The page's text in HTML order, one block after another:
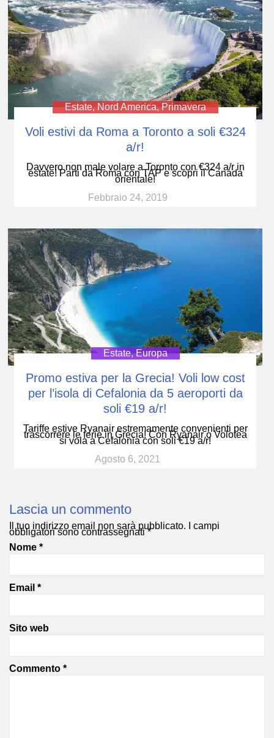
Estate, Nord America,Primavera
Voli estivi da Roma a Toronto a soli €324
a/r!
Davvero non male volare a Toronto con €324 a/r in
estate! Parti da Roma con TAP e scopri il Canada
orientale!
Febbraio 24, 2019
Estate,Europa
Promo estiva per la Grecia! Voli low cost
per l’isola di Cefalonia da 5 aeroporti da
soli €19 a/r!
Tariffe estive Ryanair estremamente convenienti per
trascorrere le ferie in Grecia! Con Ryanair o Volotea
si vola a Cefalonia con soli €19 a/r!
Agosto 6, 2021
Lascia un commento
Il tuo indirizzo email non sarà pubblicato. I campi
obbligatori sono contrassegnati*
Nome *
Email *
Sito web
Commento *